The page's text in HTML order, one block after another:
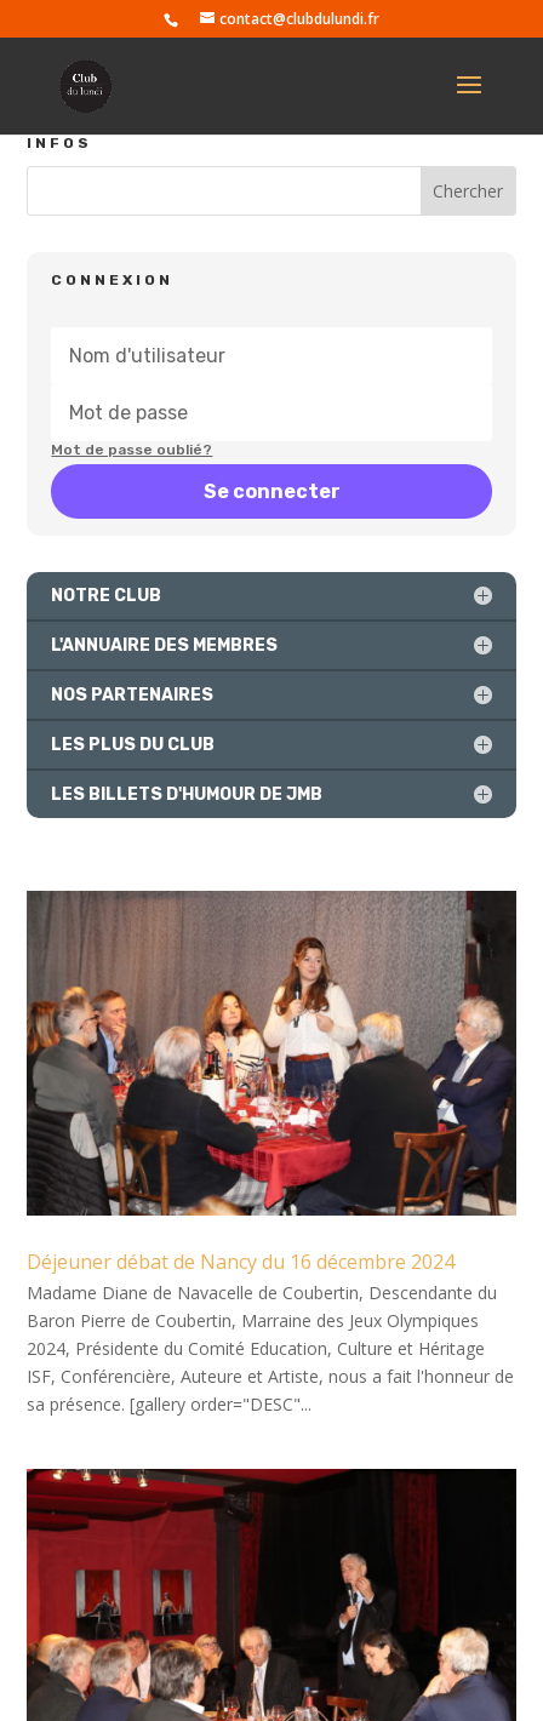
contact@clubdulundi.fr
INFOS
CONNEXION
Mot de passe oublié?
Se connecter
NOTRE CLUB
L'ANNUAIRE DES MEMBRES
NOS PARTENAIRES
LES PLUS DU CLUB
LES BILLETS D'HUMOUR DE JMB
Déjeuner débat de Nancy du 16 décembre 2024
Madame Diane de Navacelle de Coubertin, Descendante du
Baron Pierre de Coubertin, Marraine des Jeux Olympiques
2024, Présidente du Comité Education, Culture et Héritage
ISF, Conférencière, Auteure et Artiste, nous a fait l'honneur de
sa présence. [gallery order="DESC"...